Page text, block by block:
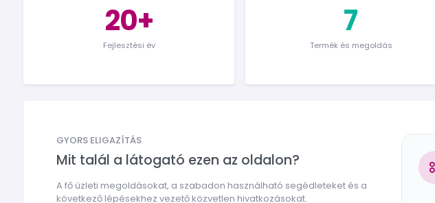
20+
Fejlesztési év
7
Termék és megoldás
GYORS ELIGAZÍTÁS
Mit talál a látogató ezen az oldalon?
A fő üzleti megoldásokat, a szabadon használható segédleteket és a
következő lépésekhez vezető közvetlen hivatkozásokat.